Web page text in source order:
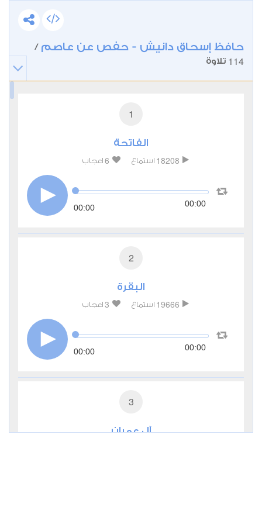
حافظ إسحاق دانيش - حفص عن عاصم /
114 تلاوة
1
الفاتحة
18208 استماع 6 اعجاب
00:00 00:00
2
البقرة
19666 استماع 3 اعجاب
00:00 00:00
3
آل عمران